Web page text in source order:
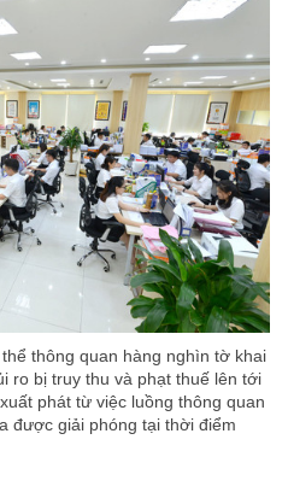
thông quan hàng nghìn tờ khai
ro bị truy thu và phạt thuế lên tới
phát từ việc luồng thông quan
được giải phóng tại thời điểm